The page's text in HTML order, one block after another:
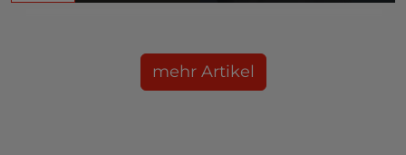
mehr Artikel